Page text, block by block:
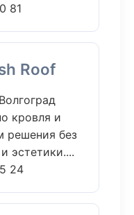
81
Roof
кровля и
решения без
эстетики....
24